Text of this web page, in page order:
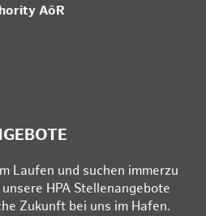
AöR
Lau­fen und su­chen im­mer­zu
HPA Stel­len­an­ge­bo­te
Zu­kunft bei uns im Ha­fen.